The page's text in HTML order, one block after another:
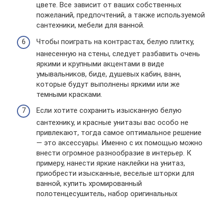
цвете. Все зависит от ваших собственных
пожеланий, предпочтений, а также используемой
сантехники, мебели для ванной.
Чтобы поиграть на контрастах, белую плитку,
нанесенную на стены, следует разбавить очень
яркими и крупными акцентами в виде
умывальников, биде, душевых кабин, ванн,
которые будут выполнены яркими или же
темными красками.
Если хотите сохранить изысканную белую
сантехнику, и красные унитазы вас особо не
привлекают, тогда самое оптимальное решение
— это аксессуары. Именно с их помощью можно
внести огромное разнообразие в интерьер. К
примеру, нанести яркие наклейки на унитаз,
приобрести изысканные, веселые шторки для
ванной, купить хромированный
полотенцесушитель, набор оригинальных